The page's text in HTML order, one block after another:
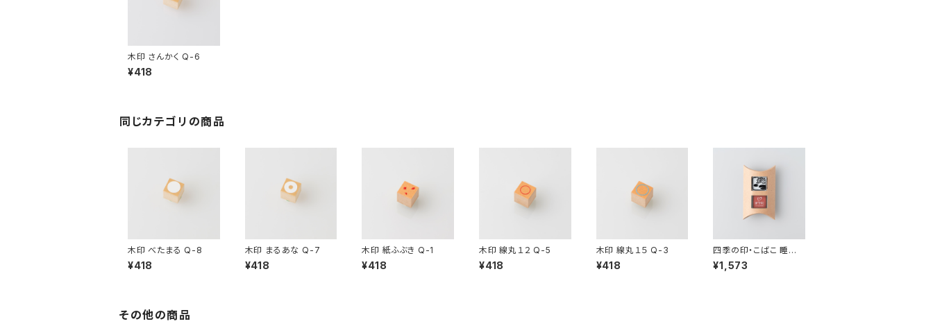
木印 さんかく Q-6
¥418
同じカテゴリの商品
木印 べたまる Q-8
¥418
木印 まるあな Q-7
¥418
木印 紙ふぶき Q-1
¥418
木印 線丸１２ Q-5
¥418
木印 線丸１５ Q-3
¥418
四季の印・こばこ 睡蓮
KB-168
¥1,573
その他の商品